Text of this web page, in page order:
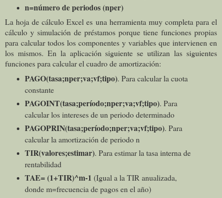
n=número de periodos (nper)
La hoja de cálculo Excel es una herramienta muy completa para el
cálculo y simulación de préstamos porque tiene funciones propias
para calcular todos los componentes y variables que intervienen en
los mismos. En la aplicación siguiente se utilizan las siguientes
funciones para calcular el cuadro de amortización:
PAGO(tasa;nper;va;vf;tipo). Para calcular la cuota
constante
PAGOINT(tasa;período;nper;va;vf;tipo). Para
calcular los intereses de un periodo determinado
PAGOPRIN(tasa;período;nper;va;vf;tipo). Para
calcular la amortización de periodo n
TIR(valores;estimar). Para estimar la tasa interna de
rentabilidad
TAE= (1+TIR)^m-1 (Igual a la TIR anualizada,
donde m=frecuencia de pagos en el año)